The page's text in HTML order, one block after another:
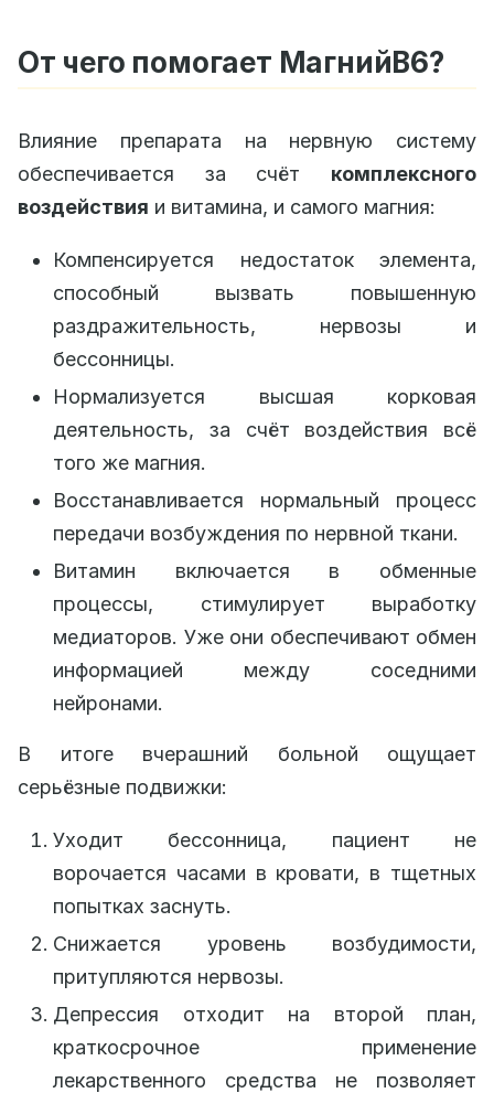
От чего помогает МагнийB6?
Влияние препарата на нервную систему
обеспечивается за счёт комплексного
воздействия и витамина, и самого магния:
Компенсируется недостаток элемента,
способный вызвать повышенную
раздражительность, нервозы и
бессонницы.
Нормализуется высшая корковая
деятельность, за счёт воздействия всё
того же магния.
Восстанавливается нормальный процесс
передачи возбуждения по нервной ткани.
Витамин включается в обменные
процессы, стимулирует выработку
медиаторов. Уже они обеспечивают обмен
информацией между соседними
нейронами.
В итоге вчерашний больной ощущает
серьёзные подвижки:
Уходит бессонница, пациент не
ворочается часами в кровати, в тщетных
попытках заснуть.
Снижается уровень возбудимости,
притупляются нервозы.
Депрессия отходит на второй план,
краткосрочное применение
лекарственного средства не позволяет